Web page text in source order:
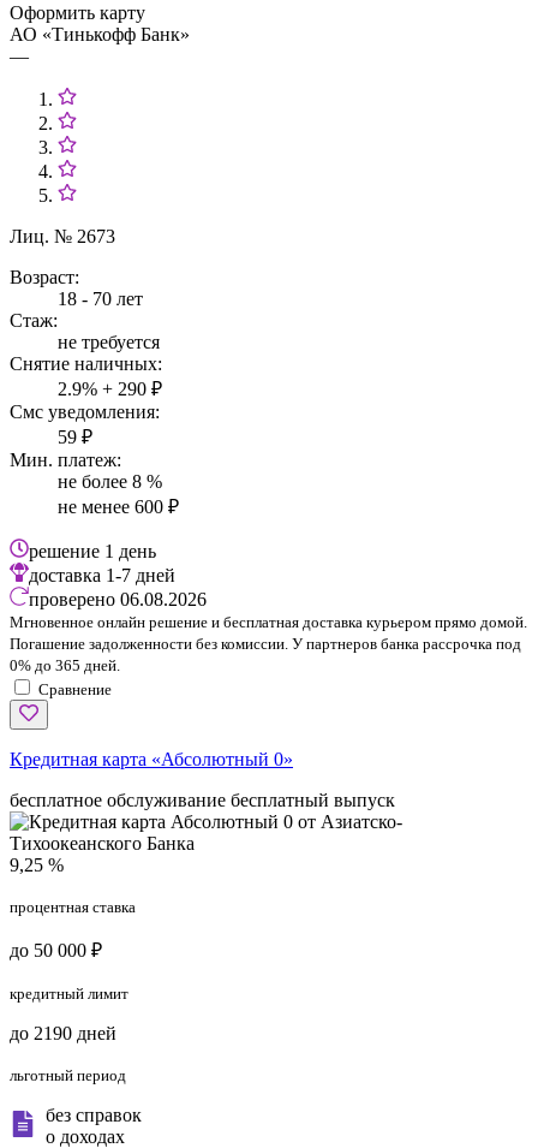
Оформить карту
АО «Тинькофф Банк»
—
Лиц. № 2673
Возраст:
18 - 70 лет
Стаж:
не требуется
Снятие наличных:
2.9% + 290 ₽
Смс уведомления:
59 ₽
Мин. платеж:
не более 8 %
не менее 600 ₽
решение 1 день
доставка 1-7 дней
проверено 06.08.2026
Мгновенное онлайн решение и бесплатная доставка курьером прямо домой.
Погашение задолженности без комиссии. У партнеров банка рассрочка под
0% до 365 дней.
Сравнение
Кредитная карта «Абсолютный 0»
бесплатное обслуживание бесплатный выпуск
9,25 %
процентная ставка
до 50 000 ₽
кредитный лимит
до 2190 дней
льготный период
без справок
о доходах